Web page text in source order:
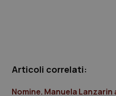
Emilia-Romagna
Friuli Venezia Giulia
Colesterolo &
Dermatite Atopica
Articoli correlati:
Nomine. Manuela